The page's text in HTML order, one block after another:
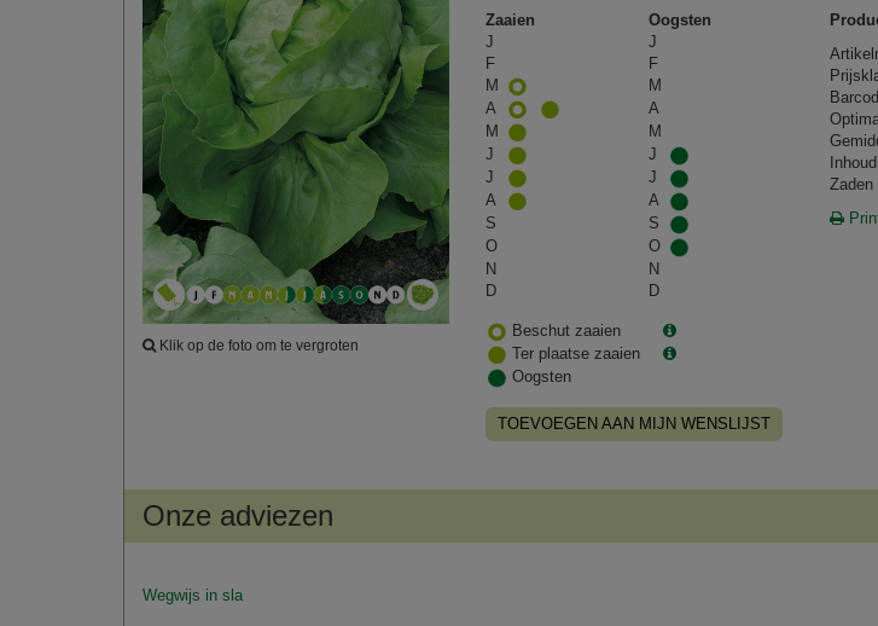
Klik op de foto om te vergroten
Zaaien
Oogsten
J
J
F
F
M
M
A
A
M
M
J
J
J
J
A
A
S
S
O
O
N
N
D
D
Beschut zaaien
Ter plaatse zaaien
Oogsten
TOEVOEGEN AAN MIJN WENSLIJST
Zaden
Onze adviezen
Wegwijs in sla